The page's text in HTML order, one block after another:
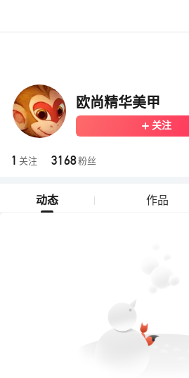
欧尚精华美甲
关注
1 关注 3168粉丝
动态 作品